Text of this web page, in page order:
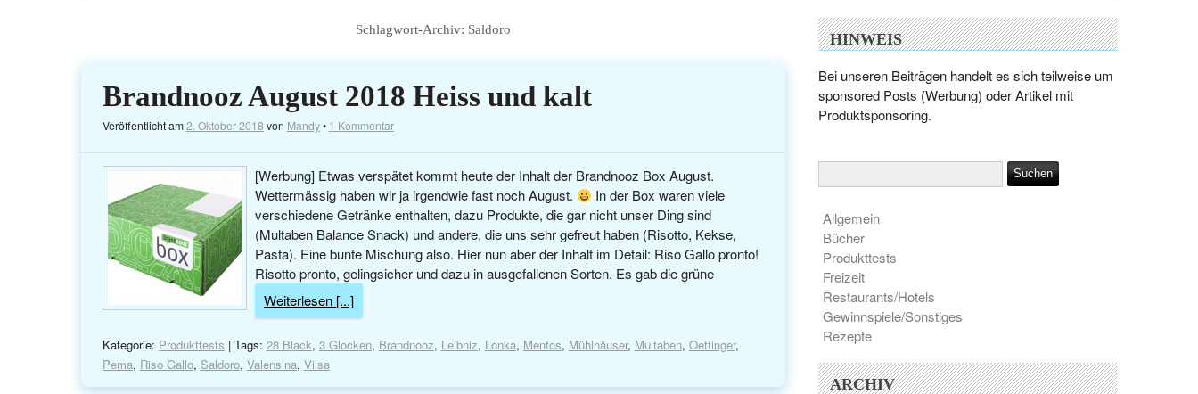
Schlagwort-Archiv: Saldoro
Brandnooz August 2018 Heiss und kalt
Veröffentlicht am2. Oktober 2018 von Mandy• 1 Kommentar
[Werbung] Etwas verspätet kommt heute der Inhalt der Brandnooz Box August.
Wettermässig haben wir ja irgendwie fast noch August.
In der Box waren viele
verschiedene Getränke enthalten, dazu Produkte, die gar nicht unser Ding sind
(Multaben Balance Snack) und andere, die uns sehr gefreut haben (Risotto, Kekse,
Pasta). Eine bunte Mischung also. Hier nun aber der Inhalt im Detail: Riso Gallo pronto!
Risotto pronto, gelingsicher und dazu in ausgefallenen Sorten. Es gab die grüne
Weiterlesen [...]
Kategorie: Produkttests | Tags: 28 Black, 3 Glocken, Brandnooz, Leibniz, Lonka, Mentos, Mühlhäuser, Multaben, Oettinger,
Pema, Riso Gallo, Saldoro, Valensina, Vilsa
HINWEIS
Bei unseren Beiträgen handelt es sich teilweise um
sponsored Posts (Werbung) oder Artikel mit
Produktsponsoring.
Allgemein
Bücher
Produkttests
Freizeit
Restaurants/Hotels
Gewinnspiele/Sonstiges
Rezepte
ARCHIV